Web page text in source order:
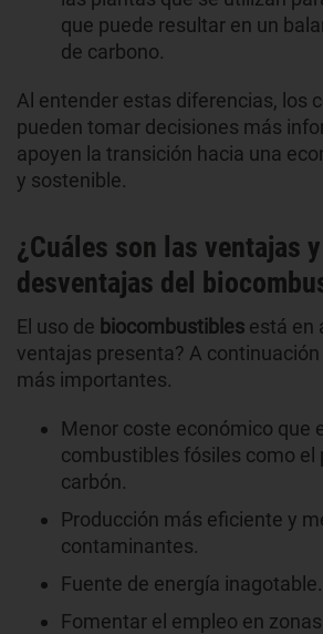
que puede resultar en un
de carbono.
Al entender estas diferencias, los
pueden tomar decisiones más
apoyen la transición hacia una
y sostenible.
¿Cuáles son las ventajas
desventajas del
El uso de biocombustibles está en
ventajas presenta? A
más importantes.
Menor coste económico que
combustibles fósiles como el
carbón.
Producción más eficiente y
contaminantes.
Fuente de energía inagotable.
Fomentar el empleo en